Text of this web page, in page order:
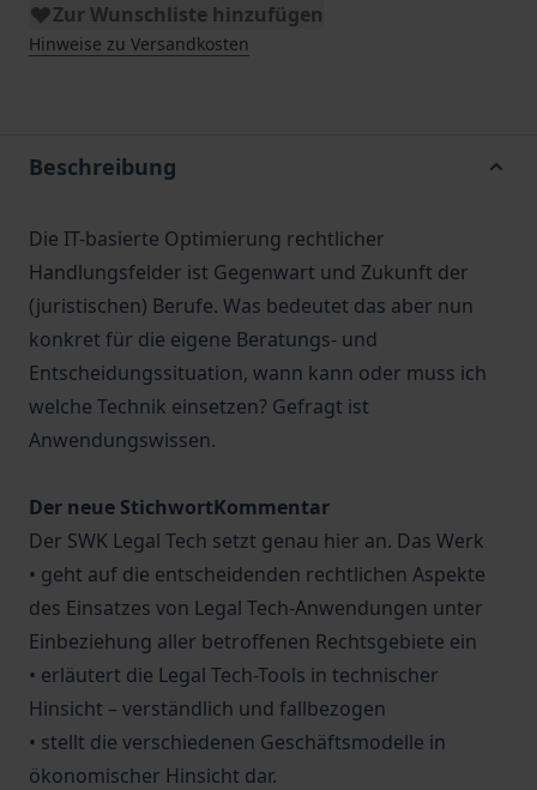
Zur Wunschliste hinzufügen
Hinweise zu Versandkosten
Beschreibung
Die IT-basierte Optimierung rechtlicher
Handlungsfelder ist Gegenwart und Zukunft der
(juristischen) Berufe. Was bedeutet das aber nun
konkret für die eigene Beratungs- und
Entscheidungssituation, wann kann oder muss ich
welche Technik einsetzen? Gefragt ist
Anwendungswissen.
Der neue StichwortKommentar
Der SWK Legal Tech setzt genau hier an. Das Werk
• geht auf die entscheidenden rechtlichen Aspekte
des Einsatzes von Legal Tech-Anwendungen unter
Einbeziehung aller betroffenen Rechtsgebiete ein
• erläutert die Legal Tech-Tools in technischer
Hinsicht – verständlich und fallbezogen
• stellt die verschiedenen Geschäftsmodelle in
ökonomischer Hinsicht dar.